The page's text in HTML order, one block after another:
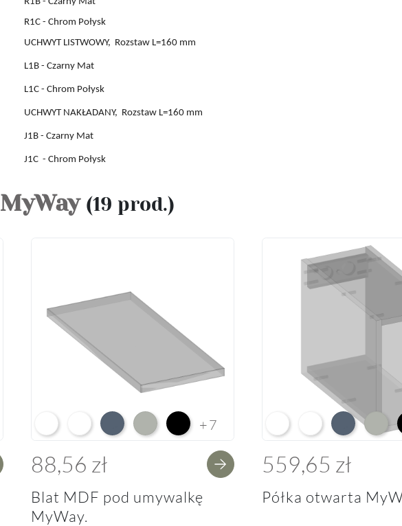
R1C - Chrom Połysk
UCHWYT LISTWOWY, Rozstaw L=160 mm
L1B - Czarny Mat
L1C - Chrom Połysk
UCHWYT NAKŁADANY, Rozstaw L=160 mm
J1B - Czarny Mat
J1C - Chrom Połysk
MyWay (19 prod.)
Arctic White HG F01
Premium White Supermatt F83
Perfect Touch Parisian Blue F103
Perfect Touch Stahlgrau F105
Czarny Mat Orchidea Nera F56
+7
88,56 zł
Blat MDF pod umywalkę
MyWay.
Arctic White L04Premium White
Perfect Touch
559,65 zł
Półka otwarta